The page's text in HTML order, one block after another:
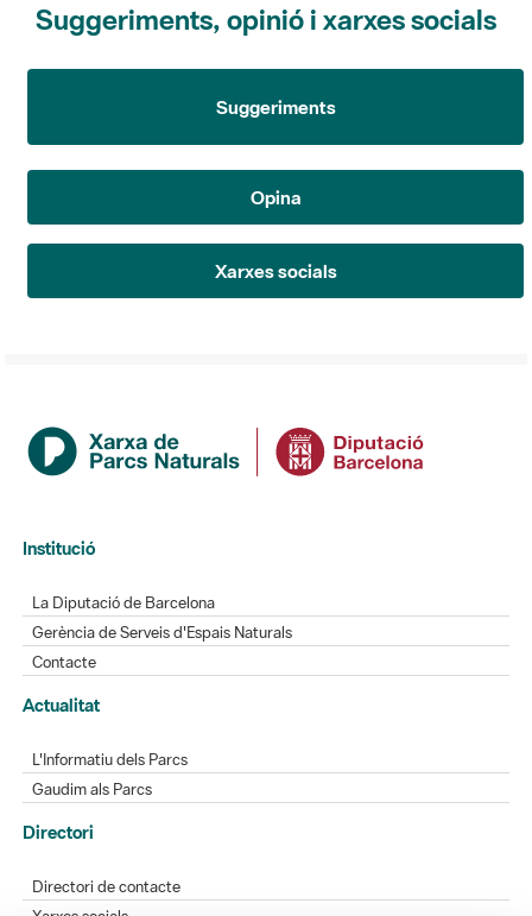
Suggeriments, opinió i xarxes socials
Suggeriments
Opina
Xarxes socials
Institució
La Diputació de Barcelona
Gerència de Serveis d'Espais Naturals
Contacte
Actualitat
L'Informatiu dels Parcs
Gaudim als Parcs
Directori
Directori de contacte